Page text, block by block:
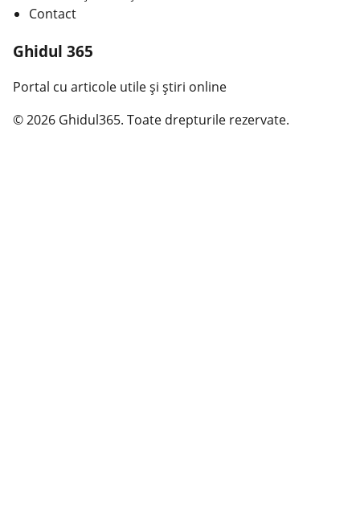
Contact
Ghidul 365
Portal cu articole utile și știri online
© 2026 Ghidul365. Toate drepturile rezervate.